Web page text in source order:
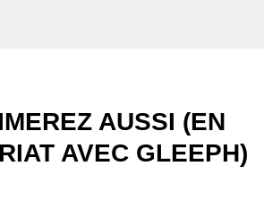
AUSSI (EN
AVEC GLEEPH)